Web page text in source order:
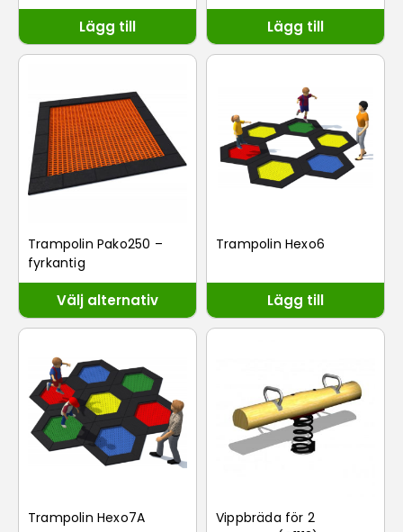
Lägg till Lägg till
Trampolin Pako250 –
fyrkantig
Välj alternativ
Trampolin Hexo6
Lägg till
Trampolin Hexo7A
Vippbräda för 2